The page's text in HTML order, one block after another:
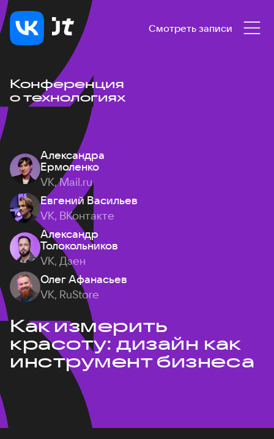
Смотреть записи
Конференция
о технологиях
Александра
Ермоленко
VK, Mail.ru
Евгений Васильев
VK, ВКонтакте
Александр
Толокольников
VK, Дзен
Олег Афанасьев
VK, RuStore
Как измерить
красоту: дизайн как
инструмент бизнеса